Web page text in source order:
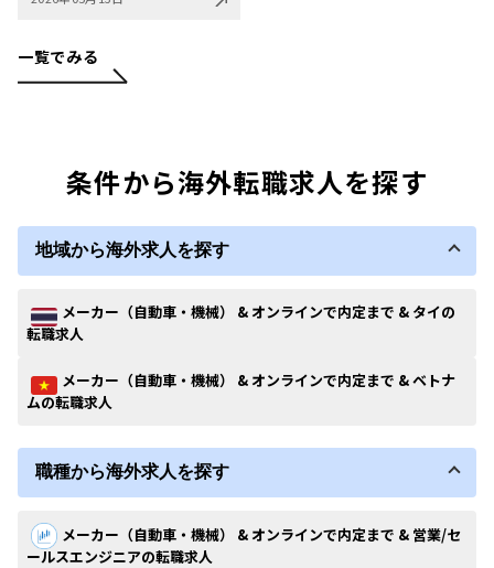
一覧でみる
条件から海外転職求人を探す
地域から海外求人を探す
メーカー（自動車・機械） & オンラインで内定まで & タイの
転職求人
メーカー（自動車・機械） & オンラインで内定まで & ベトナ
ムの転職求人
職種から海外求人を探す
メーカー（自動車・機械） & オンラインで内定まで & 営業/セ
ールスエンジニアの転職求人